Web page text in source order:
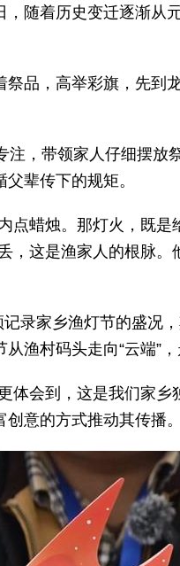
随着历史变迁逐渐从
品，高举彩旗，先到
注，带领家人仔细摆放
辈传下的规矩。
点蜡烛。那灯火，既
，这是渔家人的根脉
录家乡渔灯节的盛况
渔村码头走向“云端”，
体会到，这是我们家
意的方式推动其传播。